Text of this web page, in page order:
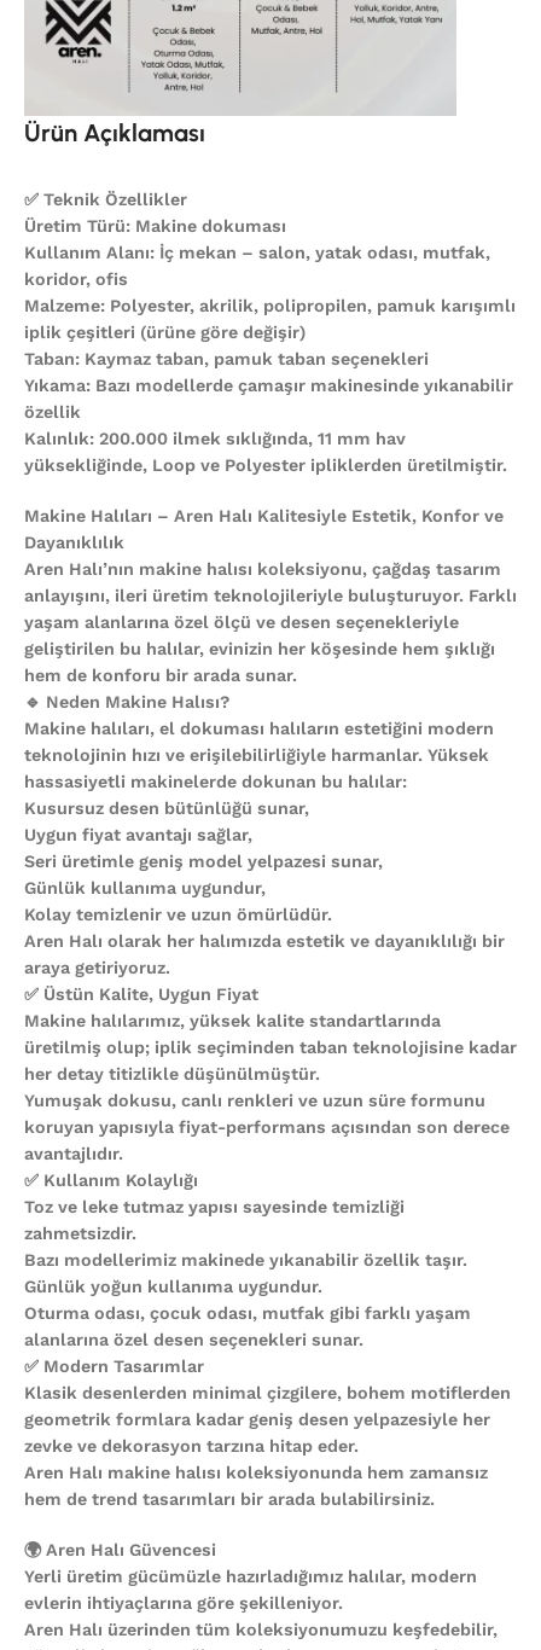
Ürün Açıklaması
✅ Teknik Özellikler
Üretim Türü: Makine dokuması
Kullanım Alanı: İç mekan – salon, yatak odası, mutfak,
koridor, ofis
Malzeme: Polyester, akrilik, polipropilen, pamuk karışımlı
iplik çeşitleri (ürüne göre değişir)
Taban: Kaymaz taban, pamuk taban seçenekleri
Yıkama: Bazı modellerde çamaşır makinesinde yıkanabilir
özellik
Kalınlık: 200.000 ilmek sıklığında, 11 mm hav
yüksekliğinde, Loop ve Polyester ipliklerden üretilmiştir.
Makine Halıları – Aren Halı Kalitesiyle Estetik, Konfor ve
Dayanıklılık
Aren Halı’nın makine halısı koleksiyonu, çağdaş tasarım
anlayışını, ileri üretim teknolojileriyle buluşturuyor. Farklı
yaşam alanlarına özel ölçü ve desen seçenekleriyle
geliştirilen bu halılar, evinizin her köşesinde hem şıklığı
hem de konforu bir arada sunar.
🔹 Neden Makine Halısı?
Makine halıları, el dokuması halıların estetiğini modern
teknolojinin hızı ve erişilebilirliğiyle harmanlar. Yüksek
hassasiyetli makinelerde dokunan bu halılar:
Kusursuz desen bütünlüğü sunar,
Uygun fiyat avantajı sağlar,
Seri üretimle geniş model yelpazesi sunar,
Günlük kullanıma uygundur,
Kolay temizlenir ve uzun ömürlüdür.
Aren Halı olarak her halımızda estetik ve dayanıklılığı bir
araya getiriyoruz.
✅ Üstün Kalite, Uygun Fiyat
Makine halılarımız, yüksek kalite standartlarında
üretilmiş olup; iplik seçiminden taban teknolojisine kadar
her detay titizlikle düşünülmüştür.
Yumuşak dokusu, canlı renkleri ve uzun süre formunu
koruyan yapısıyla fiyat-performans açısından son derece
avantajlıdır.
✅ Kullanım Kolaylığı
Toz ve leke tutmaz yapısı sayesinde temizliği
zahmetsizdir.
Bazı modellerimiz makinede yıkanabilir özellik taşır.
Günlük yoğun kullanıma uygundur.
Oturma odası, çocuk odası, mutfak gibi farklı yaşam
alanlarına özel desen seçenekleri sunar.
✅ Modern Tasarımlar
Klasik desenlerden minimal çizgilere, bohem motiflerden
geometrik formlara kadar geniş desen yelpazesiyle her
zevke ve dekorasyon tarzına hitap eder.
Aren Halı makine halısı koleksiyonunda hem zamansız
hem de trend tasarımları bir arada bulabilirsiniz.
🌍 Aren Halı Güvencesi
Yerli üretim gücümüzle hazırladığımız halılar, modern
evlerin ihtiyaçlarına göre şekilleniyor.
Aren Halı üzerinden tüm koleksiyonumuzu keşfedebilir,